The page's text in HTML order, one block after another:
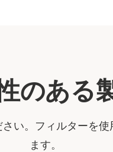
のある
い。フィルターを
ます。